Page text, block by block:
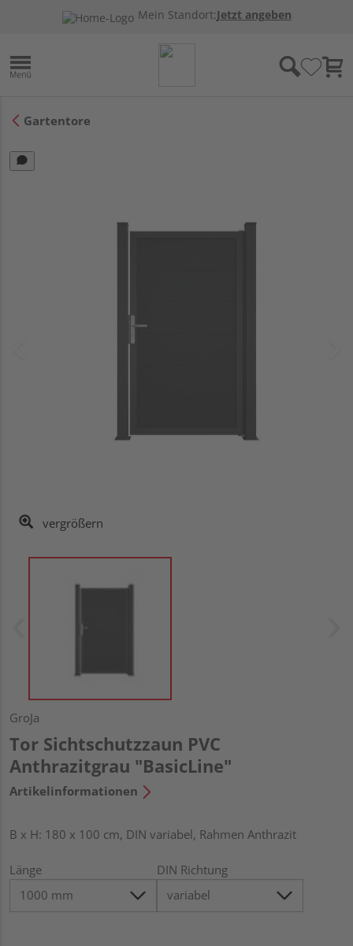
Mein Standort:Jetzt angeben
Gartentore
vergrößern
GroJa
Tor Sichtschutzzaun PVC
Anthrazitgrau "BasicLine"
Artikelinformationen
B x H: 180 x 100 cm, DIN variabel, Rahmen Anthrazit
Länge DIN Richtung